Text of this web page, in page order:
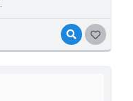
VISUALIZAR